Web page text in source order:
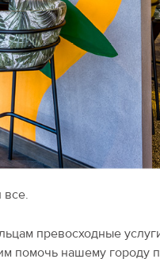
все.
превосходные
помочь нашему городу